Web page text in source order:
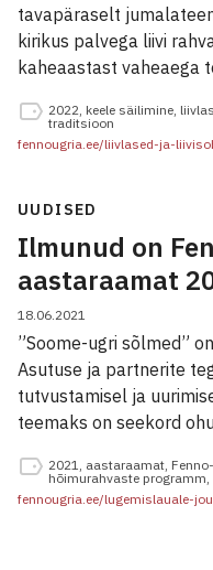
tavapäraselt
kirikus palvega liivi
kaheaastast vaheaega
2022, keele säilimine,
traditsioon
fennougria.ee/liivlased-ja-
UUDISED
Ilmunud on
aastaraamat
18.06.2021
”Soome-ugri sõlmed”
Asutuse ja partnerite
tutvustamisel ja
teemaks on seekord
2021, aastaraamat,
hõimurahvaste programm,
fennougria.ee/lugemislauale-